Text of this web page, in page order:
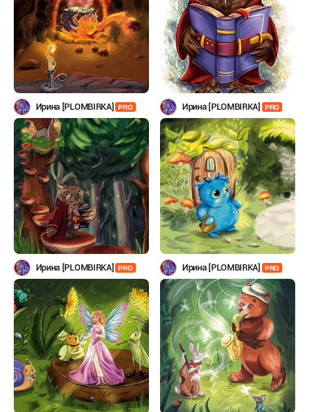
Ирина [PLOMBIRKA] PRO Ирина [PLOMBIRKA] PRO
Ирина [PLOMBIRKA] PRO Ирина [PLOMBIRKA] PRO